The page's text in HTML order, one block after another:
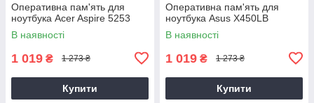
Оперативна пам'ять для
ноутбука Acer Aspire 5253
В наявності
1 019 ₴ 1 273 ₴
Купити
Оперативна пам'ять для
ноутбука Asus X450LB
В наявності
1 019 ₴ 1 273 ₴
Купити